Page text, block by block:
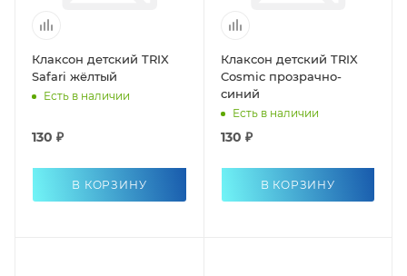
Клаксон детский TRIX
Safari жёлтый
Есть в наличии
130 ₽
В КОРЗИНУ
Клаксон детский TRIX
Cosmic прозрачно-
синий
Есть в наличии
130 ₽
В КОРЗИНУ